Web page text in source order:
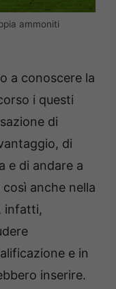
ammoniti
a conoscere la
i questi
di
di
e di andare a
anche nella
infatti,
e in
inserire.